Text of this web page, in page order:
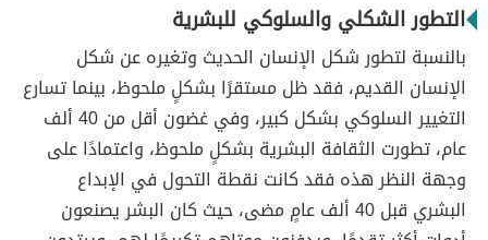
التطور الشكلي والسلوكي للبشرية
بالنسبة لتطور شكل الإنسان الحديث وتغيره عن شكل
الإنسان القديم، فقد ظل مستقرًا بشكلٍ ملحوظ، بينما تسارع
التغيير السلوكي بشكل كبير، وفي غضون أقل من 40 ألف
عام، تطورت الثقافة البشرية بشكلٍ ملحوظ، واعتمادًا على
وجهة النظر هذه فقد كانت نقطة التحول في الإبداع
البشري قبل 40 ألف عامٍ مضى، حيث كان البشر يصنعون